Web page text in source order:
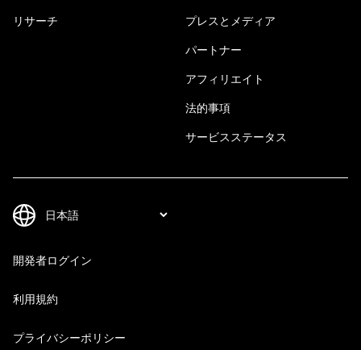
リサーチ プレスとメディア
パートナー
アフィリエイト
法的事項
サービスステータス
開発者ログイン
利用規約
プライバシーポリシー